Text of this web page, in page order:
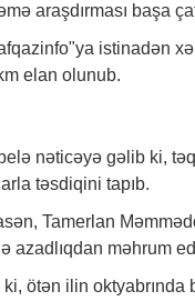
araşdırması başa
istinadən
elan olunub.
nəticəyə gəlib ki,
təsdiqini tapıb.
Tamerlan
azadlıqdan məhrum
ötən ilin oktyabrında